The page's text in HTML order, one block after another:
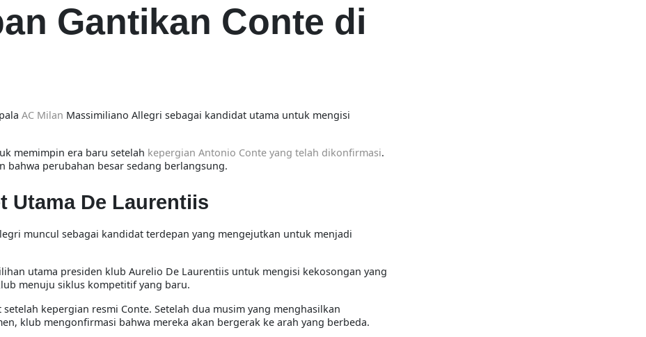
Gantikan Conte di
AC Milan Massimiliano Allegri sebagai kandidat utama untuk mengisi
memimpin era baru setelah kepergian Antonio Conte yang telah dikonfirmasi.
bahwa perubahan besar sedang berlangsung.
Utama De Laurentiis
muncul sebagai kandidat terdepan yang mengejutkan untuk menjadi
utama presiden klub Aurelio De Laurentiis untuk mengisi kekosongan yang
menuju siklus kompetitif yang baru.
kepergian resmi Conte. Setelah dua musim yang menghasilkan
klub mengonfirmasi bahwa mereka akan bergerak ke arah yang berbeda.